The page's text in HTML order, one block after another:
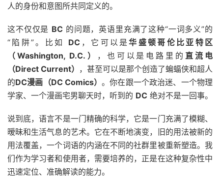
人的身份和意图所共同定义的。
这不仅仅是 BC 的问题，英语里充满了这种“一词多义”的
“陷阱”。比如 DC ，它可以是华盛顿哥伦比亚特区
（Washington, D.C.）
，也可以是电路里的直流电
（Direct Current） ，甚至可以是那个创造了蝙蝠侠和超人
的DC漫画（DC Comics）。你在跟一个政治迷、一个物理
学家、一个漫画宅男聊天时，听到的 DC 绝对不是一回事。
说到底，语言不是一门精确的科学，它是一门充满了模糊、
暧昧和生活气息的艺术。它在不断地演变，旧的用法被新的
用法覆盖，一个词语的内涵在不同的社群里被重新塑造。我
们作为学习者和使用者，需要培养的，正是在这种复杂性中
迅速定位、准确解读的能力。